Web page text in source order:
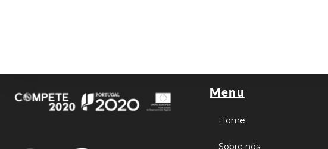
Menu
Home